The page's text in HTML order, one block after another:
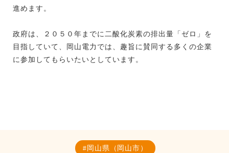
進めます。
政府は、２０５０年までに二酸化炭素の排出量「ゼロ」を
目指していて、岡山電力では、趣旨に賛同する多くの企業
に参加してもらいたいとしています。
岡山県（岡山市）